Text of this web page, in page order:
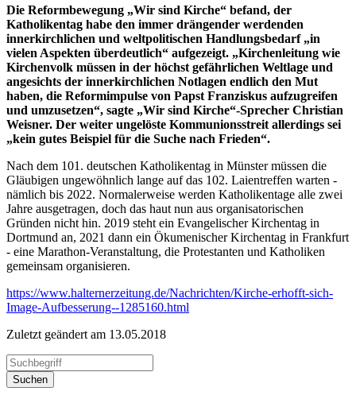
Die Reformbewegung „Wir sind Kirche“ befand, der
Katholikentag habe den immer drängender werdenden
innerkirchlichen und weltpolitischen Handlungsbedarf „in
vielen Aspekten überdeutlich“ aufgezeigt. „Kirchenleitung wie
Kirchenvolk müssen in der höchst gefährlichen Weltlage und
angesichts der innerkirchlichen Notlagen endlich den Mut
haben, die Reformimpulse von Papst Franziskus aufzugreifen
und umzusetzen“, sagte „Wir sind Kirche“-Sprecher Christian
Weisner. Der weiter ungelöste Kommunionsstreit allerdings sei
„kein gutes Beispiel für die Suche nach Frieden“.
Nach dem 101. deutschen Katholikentag in Münster müssen die
Gläubigen ungewöhnlich lange auf das 102. Laientreffen warten -
nämlich bis 2022. Normalerweise werden Katholikentage alle zwei
Jahre ausgetragen, doch das haut nun aus organisatorischen
Gründen nicht hin. 2019 steht ein Evangelischer Kirchentag in
Dortmund an, 2021 dann ein Ökumenischer Kirchentag in Frankfurt
- eine Marathon-Veranstaltung, die Protestanten und Katholiken
gemeinsam organisieren.
https://www.halternerzeitung.de/Nachrichten/Kirche-erhofft-sich-
Image-Aufbesserung--1285160.html
Zuletzt geändert am 13­.05.2018
Suchen